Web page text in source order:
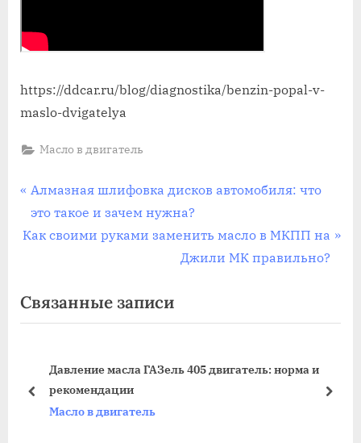
https://ddcar.ru/blog/diagnostika/benzin-popal-v-
maslo-dvigatelya
Масло в двигатель
Навигация
по
П
р
е
д
у
я
Алмазная шлифовка дисков автомобиля: что
это такое и зачем нужна?
С
д
у
а
Как своими руками заменить масло в МКПП на
Джили МК правильно?
Связанные записи
Давление масла ГАЗель 405 двигатель: норма и
рекомендации
Масло в двигатель
пред